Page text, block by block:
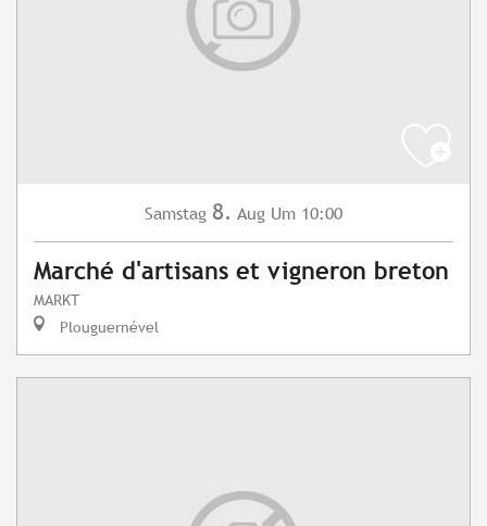
Samstag 8. Aug Um 10:00
Marché d'artisans et vigneron breton
MARKT
Plouguernével